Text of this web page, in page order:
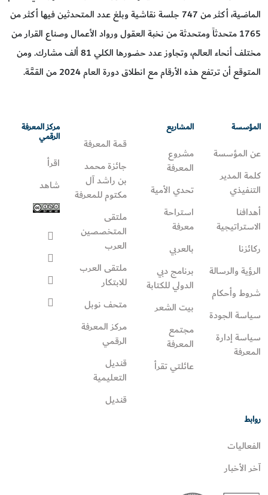
الماضية، أكثر من 747 جلسة نقاشية وبلغ عدد المتحدثين فيها أكثر من
1765 متحدثاً ومتحدثة من نخبة العقول ورواد الأعمال وصناع القرار من
مختلف أنحاء العالم، وتجاوز عدد حضورها الكلي 81 ألف مشارك. ومن
المتوقع أن ترتفع هذه الأرقام مع انطلاق دورة العام 2024 من القمَّة.
المؤسسة
عن المؤسسة
كلمة المدير
التنفيذي
أهدافنا
الاستراتيجية
ركائزنا
الرؤية والرسالة
شروط وأحكام
سياسة الجودة
سياسة إدارة
المعرفة
المشاريع
مشروع
المعرفة
تحدي الأمية
استراحة
معرفة
بالعربي
برنامج دبي
الدولي للكتابة
بيت الشعر
مجتمع
المعرفة
عائلتي تقرأ‎
قمة المعرفة
جائزة محمد
بن راشد آل
مكتوم للمعرفة
ملتقى
المتخصصين
العرب
ملتقى العرب
للابتكار
متحف نوبل
مركز المعرفة
الرقمي
قنديل
التعليمية
قنديل
مركز المعرفة
الرقمي
اقرأ
شاهد
روابط
الفعاليات
آخر الأخبار